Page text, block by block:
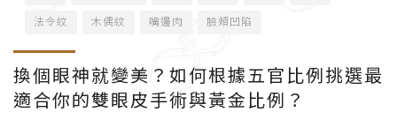
法令紋 木偶紋 嘴邊肉 臉頰凹陷
換個眼神就變美？如何根據五官比例挑選最
適合你的雙眼皮手術與黃金比例？